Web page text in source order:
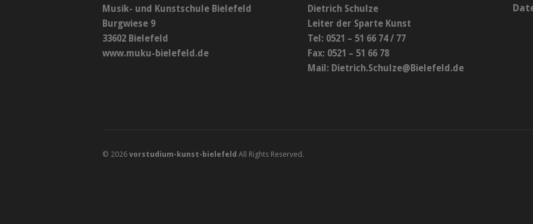
Musik- und Kunstschule Bielefeld
Burgwiese 9
33602 Bielefeld
www.muku-bielefeld.de
Dietrich Schulze
Leiter der Sparte Kunst
Tel: 0521 – 51 66 74 / 77
Fax: 0521 – 51 66 78
Mail: Dietrich.Schulze@Bielefeld.de
© 2026 vorstudium-kunst-bielefeld All Rights Reserved.